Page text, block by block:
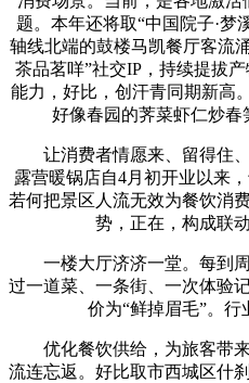
题。本年还将取“中国院子·梦
轴线北端的鼓楼马凯餐厅客流
茶品茗咩”社交IP，持续提拔
能力，好比，创汗青同期新高
好像春园的荠菜虾仁炒春
让消费者情愿来、留得住、
露营暖锅店自4月初开业以来
若何把景区人流无效为餐饮消
势，正在，构成联
一楼大厅济济一堂。每到周
过一道菜、一条街、一次体验
价为“鲜掉眉毛”。行
优化餐饮供给，为旅客带来
流连忘返。好比取市西城区什